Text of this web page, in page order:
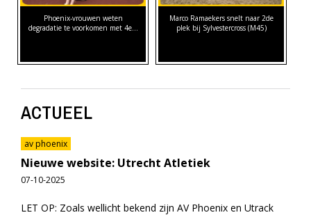
Phoenix-vrouwen weten
degradatie te voorkomen met 4e…
Marco Ramaekers snelt naar 2de
plek bij Sylvestercross (M45)
ACTUEEL
av phoenix
Nieuwe website: Utrecht Atletiek
07-10-2025
LET OP: Zoals wellicht bekend zijn AV Phoenix en Utrack